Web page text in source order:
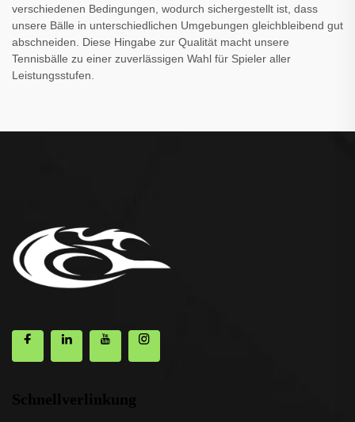
verschiedenen Bedingungen, wodurch sichergestellt ist, dass
unsere Bälle in unterschiedlichen Umgebungen gleichbleibend gut
abschneiden. Diese Hingabe zur Qualität macht unsere
Tennisbälle zu einer zuverlässigen Wahl für Spieler aller
Leistungsstufen.